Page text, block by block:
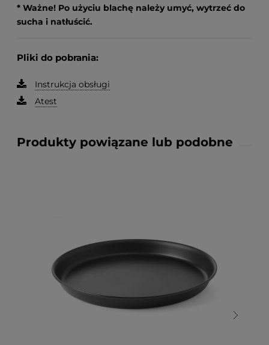
* Ważne! Po użyciu blachę należy umyć, wytrzeć do
sucha i natłuścić.
Pliki do pobrania:
Instrukcja obsługi
Atest
Produkty powiązane lub podobne